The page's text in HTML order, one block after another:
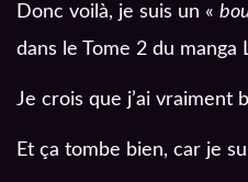
Donc voilà, je suis un «
dans le Tome 2 du manga
Je crois que j’ai vraiment
Et ça tombe bien, car je